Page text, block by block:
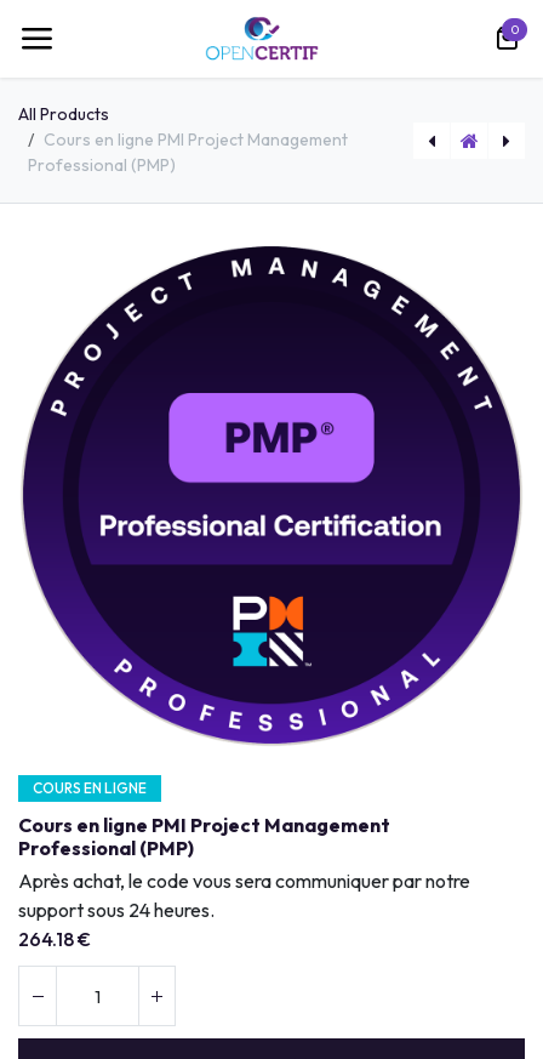
0
All Products
Cours en ligne PMI Project Management
Professional (PMP)
COURS EN LIGNE
Cours en ligne PMI Project Management
Professional (PMP)
Après achat, le code vous sera communiquer par notre
support sous 24 heures.
264.18€